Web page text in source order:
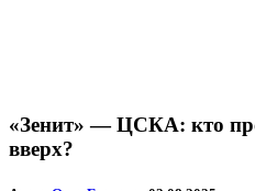
«Зенит» — ЦСКА: кто
вверх?